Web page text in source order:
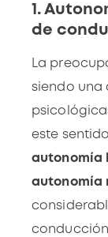
1.
de
La
siendo una
este
autonomía
autonomía